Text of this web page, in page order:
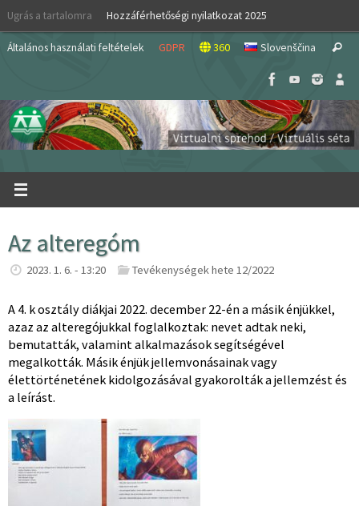
Skip
content
Ugrás a tartalomra Hozzáférhetőségi nyilatkozat 2025
Általános használati feltételek GDPR 360 Slovenščina Search
Az alteregóm
2023. 1. 6. - 13:20 Tevékenységek hete 12/2022
A 4. k osztály diákjai 2022. december 22-én a másik énjükkel,
azaz az alteregójukkal foglalkoztak: nevet adtak neki,
bemutatták, valamint alkalmazások segítségével
megalkották. Másik énjük jellemvonásainak vagy
élettörténetének kidolgozásával gyakorolták a jellemzést és
a leírást.